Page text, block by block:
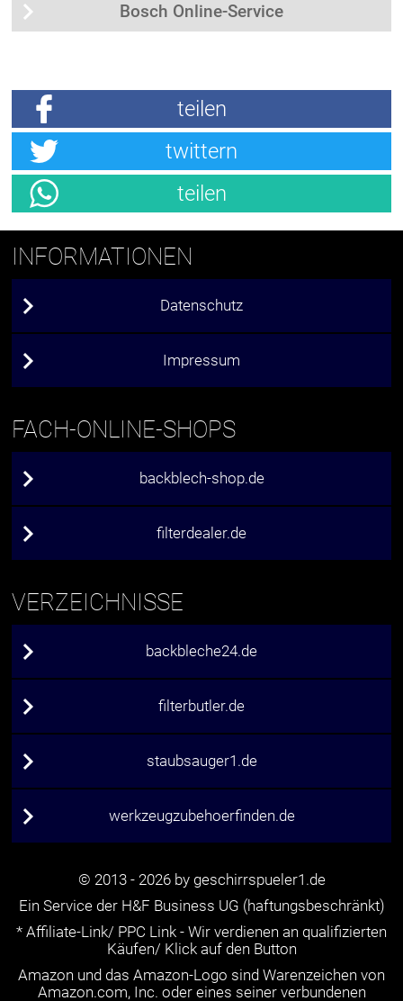
Bosch Online-Service
teilen
twittern
teilen
INFORMATIONEN
Datenschutz
Impressum
FACH-ONLINE-SHOPS
backblech-shop.de
filterdealer.de
VERZEICHNISSE
backbleche24.de
filterbutler.de
staubsauger1.de
werkzeugzubehoerfinden.de
© 2013 - 2026 by geschirrspueler1.de
Ein Service der H&F Business UG (haftungsbeschränkt)
* Affiliate-Link/ PPC Link - Wir verdienen an qualifizierten
Käufen/ Klick auf den Button
Amazon und das Amazon-Logo sind Warenzeichen von
Amazon.com, Inc. oder eines seiner verbundenen